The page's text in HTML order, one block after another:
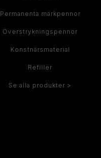
Permanenta märkpennor
Överstrykningspennor
Konstnärsmaterial
Refiller
Se alla produkter >